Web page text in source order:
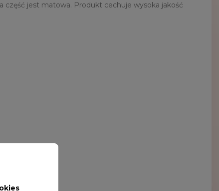
część jest matowa. Produkt cechuje wysoka jakość